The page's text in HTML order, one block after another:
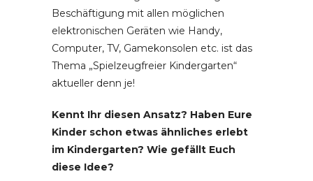
Beschäftigung mit allen möglichen
elektronischen Geräten wie Handy,
Computer, TV, Gamekonsolen etc. ist das
Thema „Spielzeugfreier Kindergarten“
aktueller denn je!
Kennt Ihr diesen Ansatz? Haben Eure
Kinder schon etwas ähnliches erlebt
im Kindergarten? Wie gefällt Euch
diese Idee?